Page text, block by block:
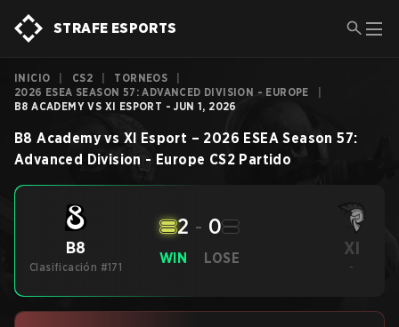
STRAFE ESPORTS
INICIO CS2 TORNEOS
2026 ESEA SEASON 57: ADVANCED DIVISION - EUROPE
B8 ACADEMY VS XI ESPORT - JUN 1, 2026
B8 Academy vs XI Esport – 2026 ESEA Season 57:
Advanced Division - Europe CS2 Partido
B8
Clasificación #171
WIN
2 - 0
LOSE XI
-